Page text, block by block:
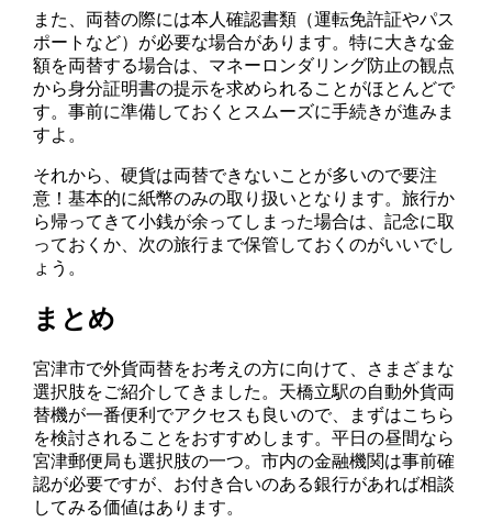
また、両替の際には本人確認書類（運転免許証やパス
ポートなど）が必要な場合があります。特に大きな金
額を両替する場合は、マネーロンダリング防止の観点
から身分証明書の提示を求められることがほとんどで
す。事前に準備しておくとスムーズに手続きが進みま
すよ。
それから、硬貨は両替できないことが多いので要注
意！基本的に紙幣のみの取り扱いとなります。旅行か
ら帰ってきて小銭が余ってしまった場合は、記念に取
っておくか、次の旅行まで保管しておくのがいいでし
ょう。
まとめ
宮津市で外貨両替をお考えの方に向けて、さまざまな
選択肢をご紹介してきました。天橋立駅の自動外貨両
替機が一番便利でアクセスも良いので、まずはこちら
を検討されることをおすすめします。平日の昼間なら
宮津郵便局も選択肢の一つ。市内の金融機関は事前確
認が必要ですが、お付き合いのある銀行があれば相談
してみる価値はあります。